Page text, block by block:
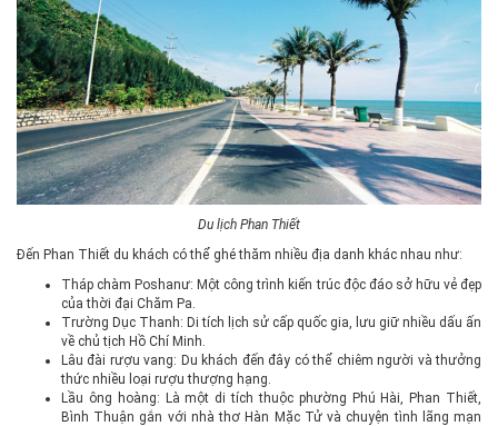
Du lịch Phan Thiết
Đến Phan Thiết du khách có thể ghé thăm nhiều địa danh khác nhau như:
Tháp chàm Poshanư: Một công trình kiến trúc độc đáo sở hữu vẻ đẹp
của thời đại Chăm Pa.
Trường Dục Thanh: Di tích lịch sử cấp quốc gia, lưu giữ nhiều dấu ấn
về chủ tịch Hồ Chí Minh.
Lâu đài rượu vang: Du khách đến đây có thể chiêm người và thưởng
thức nhiều loại rượu thượng hạng.
Lầu ông hoàng: Là một di tích thuộc phường Phú Hài, Phan Thiết,
Bình Thuận gắn với nhà thơ Hàn Mặc Tử và chuyện tình lãng mạn